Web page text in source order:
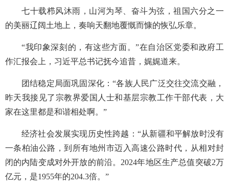
七十载栉风沐雨，山河为琴、奋斗为弦，祖国六分之一
的美丽辽阔土地上，奏响天翻地覆慨而慷的恢弘乐章。
“我印象深刻的，有这些方面。”在自治区党委和政府工
作汇报会上，习近平总书记抚今追昔，娓娓道来。
团结稳定局面巩固深化：“各族人民广泛交往交流交融，
昨天我接见了宗教界爱国人士和基层宗教工作干部代表，大
家在这里都是和谐相处啊。”
经济社会发展实现历史性跨越：“从新疆和平解放时没有
一条柏油公路，到所有地州市迈入高速公路时代，从相对封
闭的内陆变成对外开放的前沿。2024年地区生产总值突破2万
亿元，是1955年的204.3倍。”